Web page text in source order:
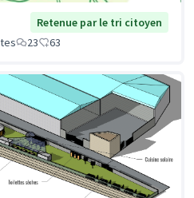
Retenue par le tri citoyen
23 63